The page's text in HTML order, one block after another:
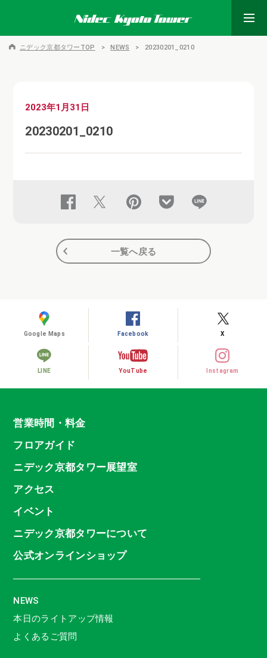
ニデック京都タワーTOP NEWS 20230201_0210
2023年1月31日
20230201_0210
一覧へ戻る
Google Maps Facebook X
LINE YouTube Instagram
営業時間・料金
フロアガイド
ニデック京都タワー展望室
アクセス
イベント
ニデック京都タワーについて
公式オンラインショップ
NEWS
本日のライトアップ情報
よくあるご質問